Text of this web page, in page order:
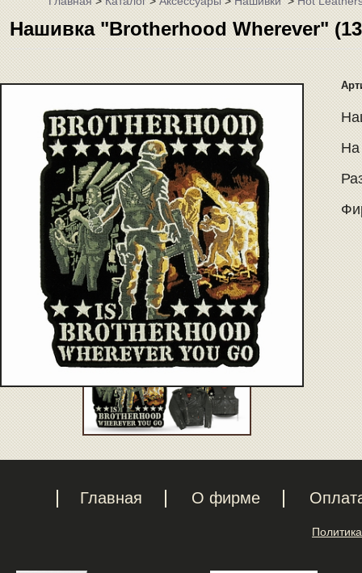
Нашивка "Brotherhood Wherever"
На
Главная О фирме